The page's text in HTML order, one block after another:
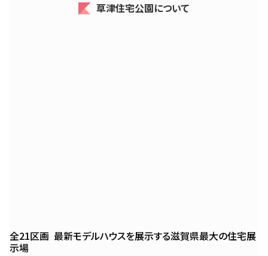
草津住宅公園について
全21区画 最新モデルハウスを展示する滋賀県最大の住宅展
示場